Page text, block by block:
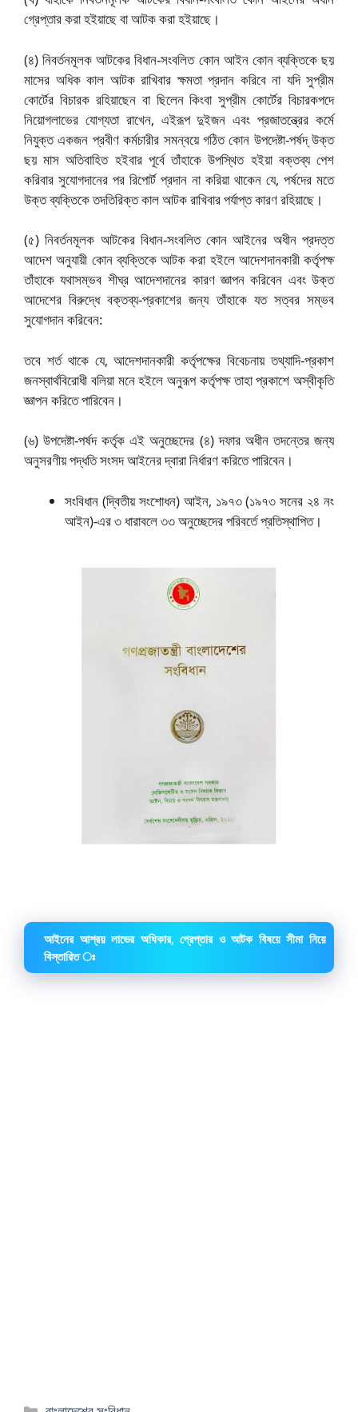
গ্রেপ্তার করা হইয়াছে বা আটক করা হইয়াছে।
(৪) নিবর্তনমূলক আটকের বিধান-সংবলিত কোন আইন কোন ব্যক্তিকে ছয়
মাসের অধিক কাল আটক রাখিবার ক্ষমতা প্রদান করিবে না যদি সুপ্রীম
কোর্টের বিচারক রহিয়াছেন বা ছিলেন কিংবা সুপ্রীম কোর্টের বিচারকপদে
নিয়োগলাভের যোগ্যতা রাখেন, এইরূপ দুইজন এবং প্রজাতন্ত্রের কর্মে
নিযুক্ত একজন প্রবীণ কর্মচারীর সমন্বয়ে গঠিত কোন উপদেষ্টা-পর্ষদ্ উক্ত
ছয় মাস অতিবাহিত হইবার পূর্বে তাঁহাকে উপস্থিত হইয়া বক্তব্য পেশ
করিবার সুযোগদানের পর রিপোর্ট প্রদান না করিয়া থাকেন যে, পর্ষদের মতে
উক্ত ব্যক্তিকে তদতিরিক্ত কাল আটক রাখিবার পর্যাপ্ত কারণ রহিয়াছে।
(৫) নিবর্তনমূলক আটকের বিধান-সংবলিত কোন আইনের অধীন প্রদত্ত
আদেশ অনুযায়ী কোন ব্যক্তিকে আটক করা হইলে আদেশদানকারী কর্তৃপক্ষ
তাঁহাকে যথাসম্ভব শীঘ্র আদেশদানের কারণ জ্ঞাপন করিবেন এবং উক্ত
আদেশের বিরুদ্ধে বক্তব্য-প্রকাশের জন্য তাঁহাকে যত সত্বর সম্ভব
সুযোগদান করিবেন:
তবে শর্ত থাকে যে, আদেশদানকারী কর্তৃপক্ষের বিবেচনায় তথ্যাদি-প্রকাশ
জনস্বার্থবিরোধী বলিয়া মনে হইলে অনুরূপ কর্তৃপক্ষ তাহা প্রকাশে অস্বীকৃতি
জ্ঞাপন করিতে পারিবেন।
(৬) উপদেষ্টা-পর্ষদ কর্তৃক এই অনুচ্ছেদের (৪) দফার অধীন তদন্তের জন্য
অনুসরণীয় পদ্ধতি সংসদ আইনের দ্বারা নির্ধারণ করিতে পারিবেন।
সংবিধান (দ্বিতীয় সংশোধন) আইন, ১৯৭৩ (১৯৭৩ সনের ২৪ নং
আইন)-এর ৩ ধারাবলে ৩৩ অনুচ্ছেদের পরিবর্তে প্রতিস্থাপিত।
আইনের আশ্রয় লাভের অধিকার, গ্রেপ্তার ও আটক বিষয়ে সীমা নিয়ে
বিস্তারিত ঃ